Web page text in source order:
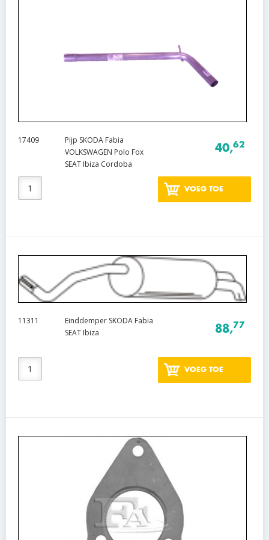
17409
Pijp SKODA Fabia
VOLKSWAGEN Polo Fox
SEAT Ibiza Cordoba
40,62
VOEG TOE
11311
Einddemper SKODA Fabia
SEAT Ibiza
88,77
VOEG TOE